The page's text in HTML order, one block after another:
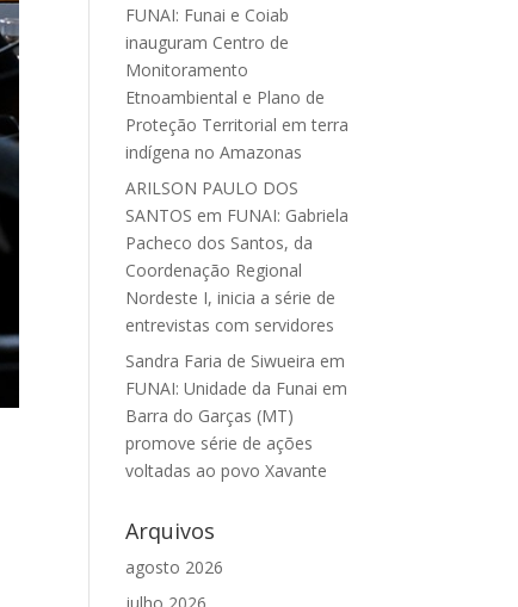
FUNAI: Funai e Coiab
inauguram Centro de
Monitoramento
Etnoambiental e Plano de
Proteção Territorial em terra
indígena no Amazonas
ARILSON PAULO DOS
SANTOS em FUNAI: Gabriela
Pacheco dos Santos, da
Coordenação Regional
Nordeste I, inicia a série de
entrevistas com servidores
Sandra Faria de Siwueira em
FUNAI: Unidade da Funai em
Barra do Garças (MT)
promove série de ações
voltadas ao povo Xavante
Arquivos
agosto 2026